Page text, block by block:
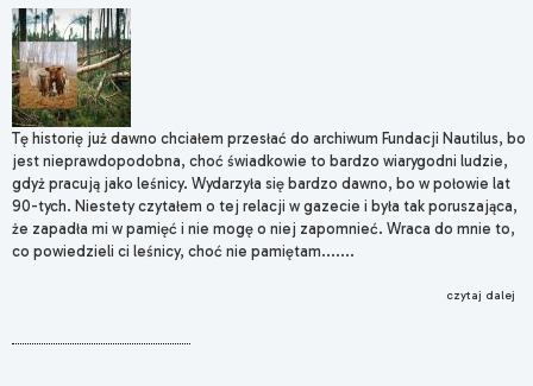
Tę historię już dawno chciałem przesłać do archiwum Fundacji Nautilus, bo
jest nieprawdopodobna, choć świadkowie to bardzo wiarygodni ludzie,
gdyż pracują jako leśnicy. Wydarzyła się bardzo dawno, bo w połowie lat
90-tych. Niestety czytałem o tej relacji w gazecie i była tak poruszająca,
że zapadła mi w pamięć i nie mogę o niej zapomnieć. Wraca do mnie to,
co powiedzieli ci leśnicy, choć nie pamiętam.......
czytaj dalej